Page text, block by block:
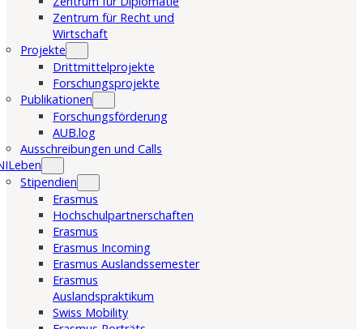
Zentrum für Recht und
Wirtschaft
Projekte
Drittmittelprojekte
Forschungsprojekte
Publikationen
Forschungsförderung
AUB.log
Ausschreibungen und Calls
Stipendien
Erasmus
Hochschulpartnerschaften
Erasmus
Erasmus Incoming
Erasmus Auslandssemester
Erasmus
Auslandspraktikum
Swiss Mobility